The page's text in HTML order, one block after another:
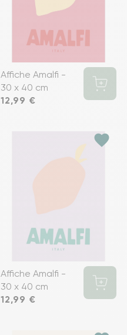
Affiche Amalfi -
30 x 40 cm
Prix
12,99 €
favorite
Affiche Amalfi -
30 x 40 cm
Prix
12,99 €